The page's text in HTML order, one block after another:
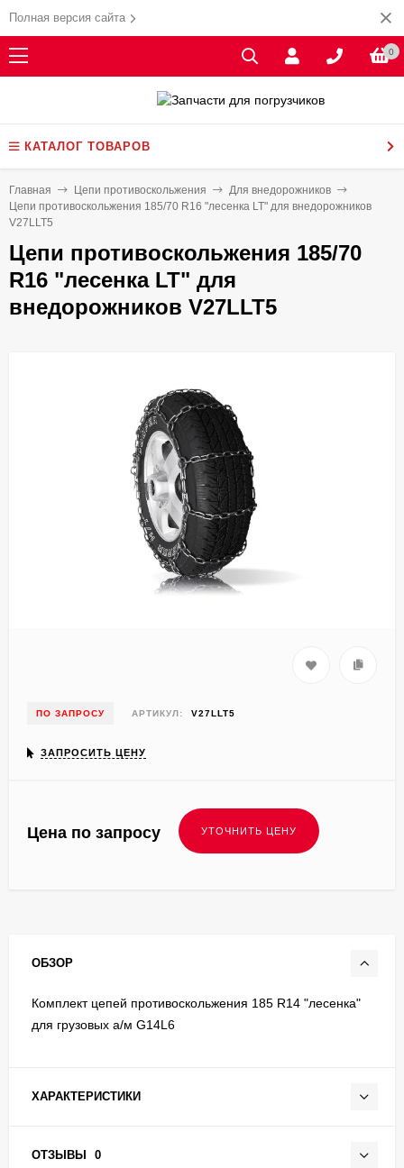
Полная версия сайта
0
КАТАЛОГ ТОВАРОВ
Главная Цепи противоскольжения
Для внедорожников
Цепи противоскольжения 185/70 R16 "лесенка LT" для внедорожников
V27LLT5
Цепи противоскольжения 185/70
R16 "лесенка LT" для
внедорожников V27LLT5
ПО ЗАПРОСУ АРТИКУЛ: V27LLT5
ЗАПРОСИТЬ ЦЕНУ
Цена по запросу
ОБЗОР
Комплект цепей противоскольжения 185 R14 "лесенка"
для грузовых а/м G14L6
ХАРАКТЕРИСТИКИ
ОТЗЫВЫ 0